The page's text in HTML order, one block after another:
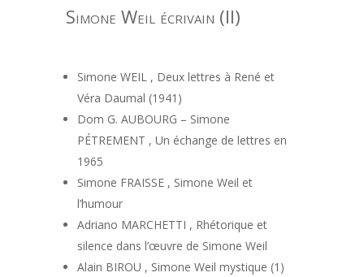
Simone Weil écrivain (II)
Simone WEIL , Deux lettres à René et
Véra Daumal (1941)
Dom G. AUBOURG – Simone
PÉTREMENT , Un échange de lettres en
1965
Simone FRAISSE , Simone Weil et
l’humour
Adriano MARCHETTI , Rhétorique et
silence dans l’œuvre de Simone Weil
Alain BIROU , Simone Weil mystique (1)